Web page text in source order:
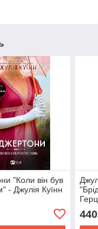
"Коли він був
- Джулія Куїнн
440